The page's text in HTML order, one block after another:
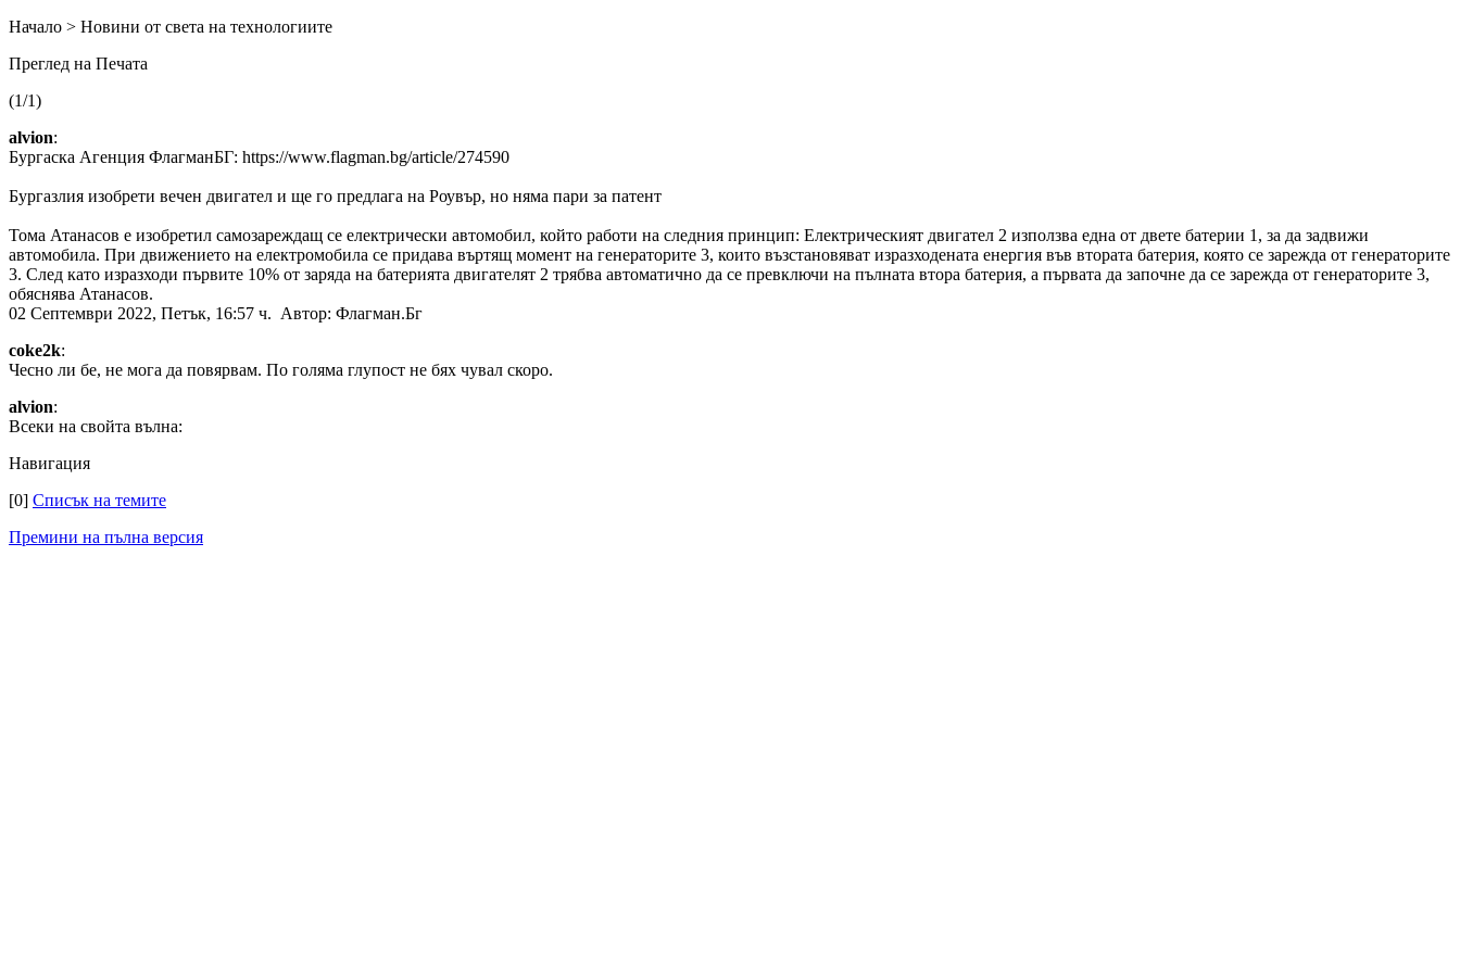
Начало > Новини от света на технологиите
Преглед на Печата
(1/1)
alvion:
Бургаска Агенция ФлагманБГ: https://www.flagman.bg/article/274590
Бургазлия изобрети вечен двигател и ще го предлага на Роувър, но няма пари за патент
Тома Атанасов е изобретил самозареждащ се електрически автомобил, който работи на следния принцип: Електрическият двигател 2 използва една от двете батерии 1, за да задвижи
автомобила. При движението на електромобила се придава въртящ момент на генераторите 3, които възстановяват изразходената енергия във втората батерия, която се зарежда от генераторите
3. След като изразходи първите 10% от заряда на батерията двигателят 2 трябва автоматично да се превключи на пълната втора батерия, а първата да започне да се зарежда от генераторите 3,
обяснява Атанасов.
02 Септември 2022, Петък, 16:57 ч. Автор: Флагман.Бг
coke2k:
Чесно ли бе, не мога да повярвам. По голяма глупост не бях чувал скоро.
alvion:
Всеки на свойта вълна:
Навигация
[0] Списък на темите
Премини на пълна версия